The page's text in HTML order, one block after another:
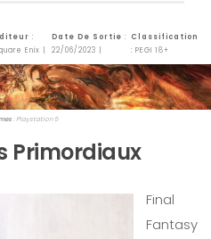
:
Enix |
Date De Sortie :
22/06/2023 |
Classification
: PEGI 18+
: Playstation 5
Primordiaux
Final
Fantasy